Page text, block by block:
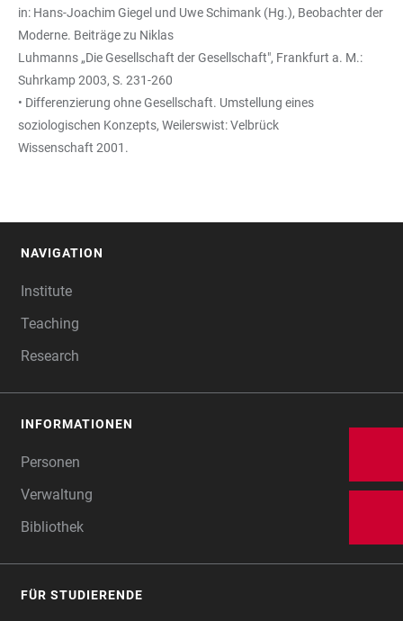
in: Hans-Joachim Giegel und Uwe Schimank (Hg.), Beobachter der
Moderne. Beiträge zu Niklas
Luhmanns „Die Gesellschaft der Gesellschaft", Frankfurt a. M.:
Suhrkamp 2003, S. 231-260
• Differenzierung ohne Gesellschaft. Umstellung eines
soziologischen Konzepts, Weilerswist: Velbrück
Wissenschaft 2001.
NAVIGATION
Institute
Teaching
Research
INFORMATIONEN
Personen
Verwaltung
Bibliothek
FÜR STUDIERENDE